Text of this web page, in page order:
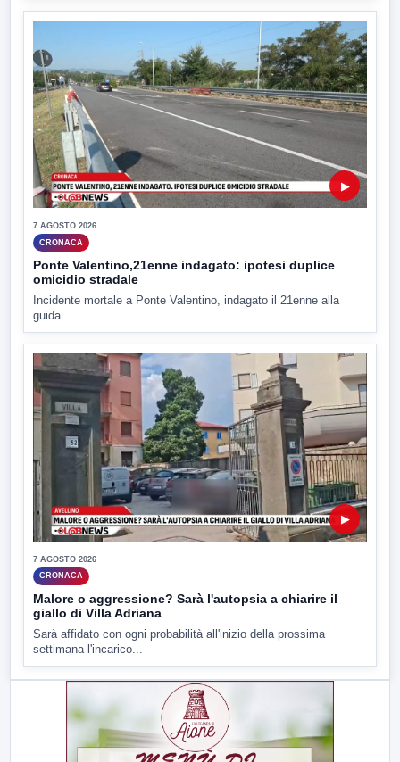
▶
7 AGOSTO 2026
CRONACA
Ponte Valentino,21enne indagato: ipotesi duplice
omicidio stradale
Incidente mortale a Ponte Valentino, indagato il 21enne alla
guida...
▶
7 AGOSTO 2026
CRONACA
Malore o aggressione? Sarà l'autopsia a chiarire il
giallo di Villa Adriana
Sarà affidato con ogni probabilità all'inizio della prossima
settimana l'incarico...